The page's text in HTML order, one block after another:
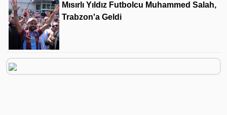
Mısırlı Yıldız Futbolcu Muhammed Salah,
Trabzon'a Geldi